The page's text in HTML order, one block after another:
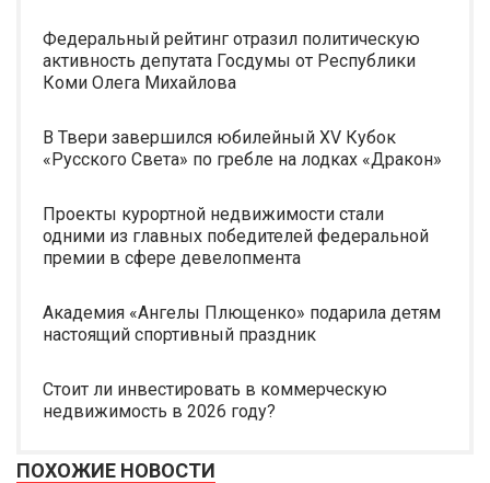
Федеральный рейтинг отразил политическую
активность депутата Госдумы от Республики
Коми Олега Михайлова
В Твери завершился юбилейный XV Кубок
«Русского Света» по гребле на лодках «Дракон»
Проекты курортной недвижимости стали
одними из главных победителей федеральной
премии в сфере девелопмента
Академия «Ангелы Плющенко» подарила детям
настоящий спортивный праздник
Стоит ли инвестировать в коммерческую
недвижимость в 2026 году?
ПОХОЖИЕ НОВОСТИ